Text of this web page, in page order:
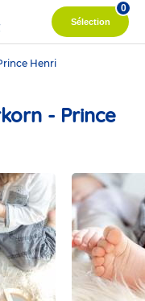
Sélection
0
Henri
- Prince